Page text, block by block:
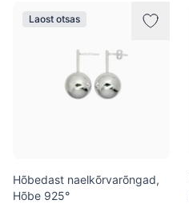
Laost otsas
Hõbedast naelkõrvarõngad,
Hõbe 925°